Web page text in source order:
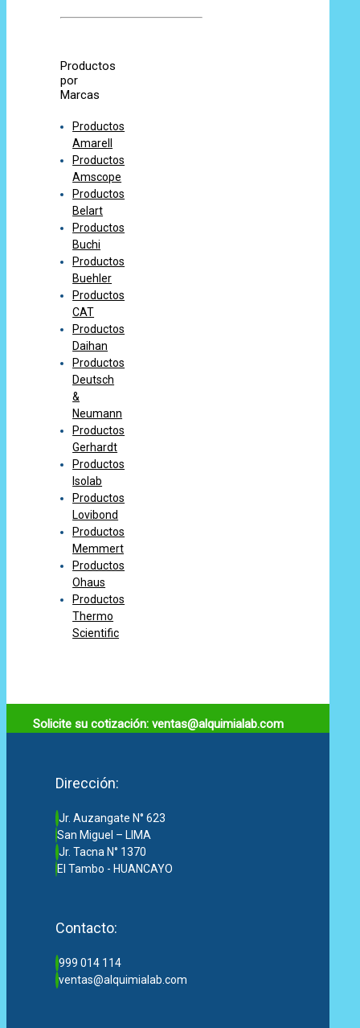
Productos
por
Marcas
Productos
Amarell
Productos
Amscope
Productos
Belart
Productos
Buchi
Productos
Buehler
Productos
CAT
Productos
Daihan
Productos
Deutsch
&
Neumann
Productos
Gerhardt
Productos
Isolab
Productos
Lovibond
Productos
Memmert
Productos
Ohaus
Productos
Thermo
Scientific
Solicite su cotización: ventas@alquimialab.com
Dirección:
Jr. Auzangate N° 623
San Miguel – LIMA
Jr. Tacna N° 1370
El Tambo - HUANCAYO
Contacto:
999 014 114
ventas@alquimialab.com